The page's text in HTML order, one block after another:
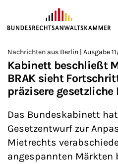
ZUM HAUPTINHALT SPRINGEN
Sie befinden sich hier:
>
Startseite
>
Newsroom
>
Nachrichten aus Berlin | Ausgabe
Kabinett beschließt
BRAK sieht
präzisere gesetzliche
Das Bundeskabinett
Gesetzentwurf zur
Mietrechts
angespannten Märkten